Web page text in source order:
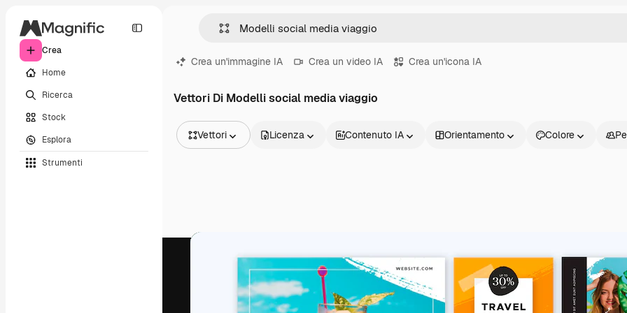
Crea
Home
Ricerca
Stock
Esplora
Strumenti
Crea un'immagine IA Crea un video IA Crea un'icona IA
Vettori Di Modelli social media viaggio
Vettori
Video
Motion graphic
Modelli di video
Licenza Contenuto IA Orientamento Colore
Prodotti Inizia